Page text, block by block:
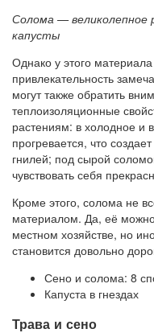
Солома — великолепное
капусты
Однако у этого
привлекательность
могут также обратить
теплоизоляционные
растениям: в холодное и
прогревается, что
гнилей; под сырой
чувствовать себя
Кроме этого, солома не
материалом. Да, её
местном хозяйстве, но
становится довольно
Сено и солома: 8
Капуста в гнездах
Трава и сено